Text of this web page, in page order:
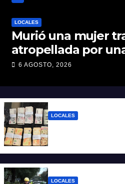
LOCALES
Murió una mujer
atropellada por
en Nelson
6 AGOSTO, 2026
LOCALES
LOCALES